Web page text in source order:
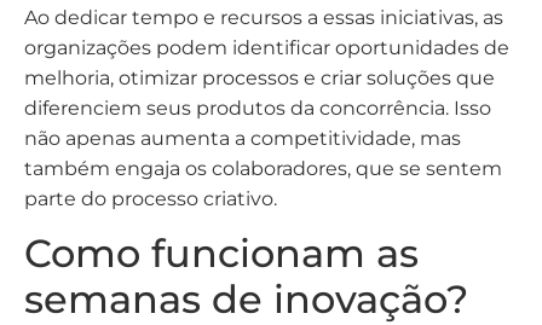
Ao dedicar tempo e recursos a essas iniciativas, as
organizações podem identificar oportunidades de
melhoria, otimizar processos e criar soluções que
diferenciem seus produtos da concorrência. Isso
não apenas aumenta a competitividade, mas
também engaja os colaboradores, que se sentem
parte do processo criativo.
Como funcionam as
semanas de inovação?